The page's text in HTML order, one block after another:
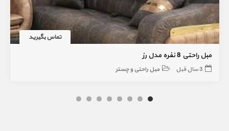
تماس بگیرید
مبل راحتی 8 نفره مدل رز
3 سال قبل مبل راحتی و چستر